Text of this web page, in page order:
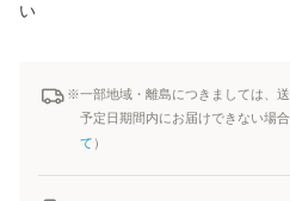
い
※一部地域・離島につきましては、
予定日期間内にお届けできない場
て ）